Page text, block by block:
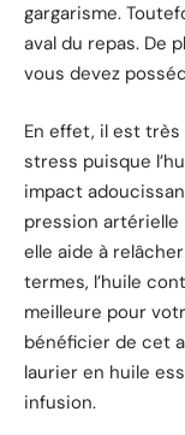
gargarisme.
aval du repas. De
vous devez
En effet, il est
stress puisque
impact
pression artérielle
elle aide à
termes, l’huile
meilleure pour
bénéficier de cet
laurier en huile
infusion.